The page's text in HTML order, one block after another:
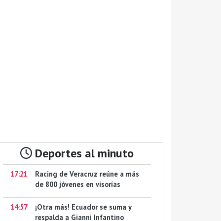
Deportes al minuto
17:21
Racing de Veracruz reúne a más
de 800 jóvenes en visorías
14:57
¡Otra más! Ecuador se suma y
respalda a Gianni Infantino